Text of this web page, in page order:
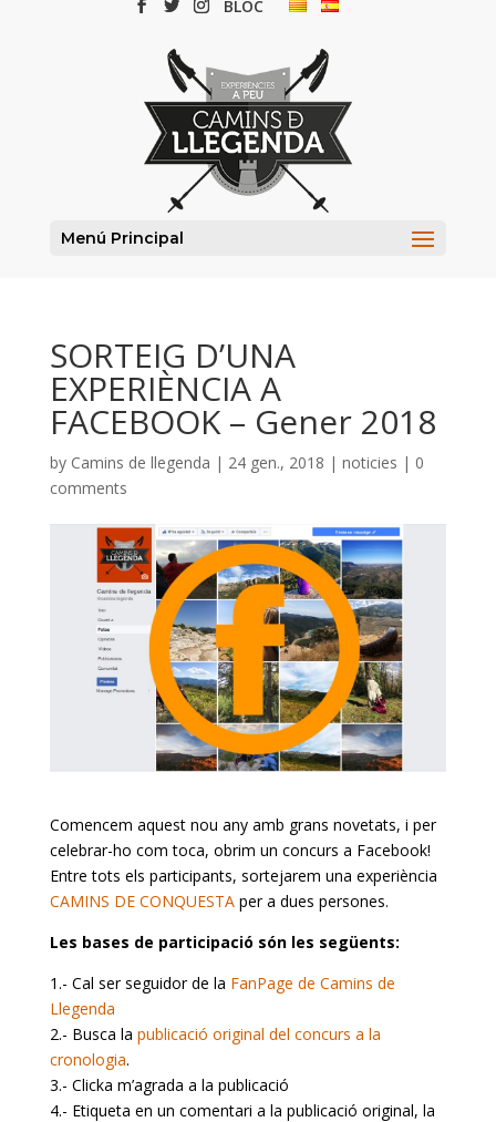
BLOC
Menú Principal
SORTEIG D’UNA
EXPERIÈNCIA A
FACEBOOK – Gener 2018
by Camins de llegenda | 24 gen., 2018 | noticies | 0
comments
Comencem aquest nou any amb grans novetats, i per
celebrar-ho com toca, obrim un concurs a Facebook!
Entre tots els participants, sortejarem una experiència
CAMINS DE CONQUESTAper a dues persones.
Les bases de participació són les següents:
1.- Cal ser seguidor de la FanPage de Camins de
Llegenda
2.- Busca la publicació original del concurs a la
cronologia.
3.- Clicka m’agrada a la publicació
4.- Etiqueta en un comentari a la publicació original, la